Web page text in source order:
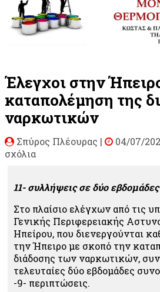
Έλεγχοι στην
καταπολέμηση της
ναρκωτικών
Σπύρος Πλέουρας | 04/07/
σχόλια
11- συλλήψεις σε δύο εβδομάδες
Στο πλαίσιο ελέγχων από τις
Γενικής Περιφερειακής
Ηπείρου, που διενεργούνται
την Ήπειρο με σκοπό την
διάδοσης των ναρκωτικών,
τελευταίες δύο εβδομάδες
-9- περιπτώσεις.